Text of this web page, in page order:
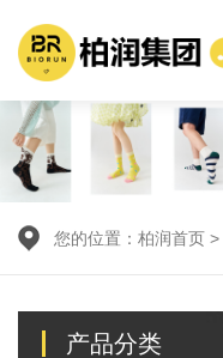
您的位置： 柏润首页 >
产品分类